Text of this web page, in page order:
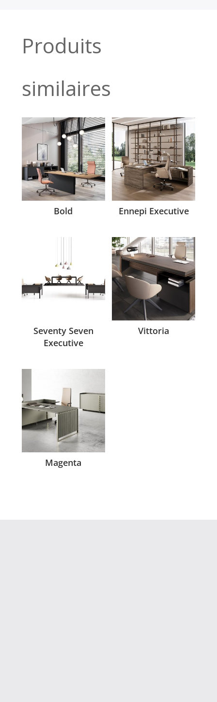
Produits
similaires
Bold Ennepi Executive
Seventy Seven
Executive
Vittoria
Magenta